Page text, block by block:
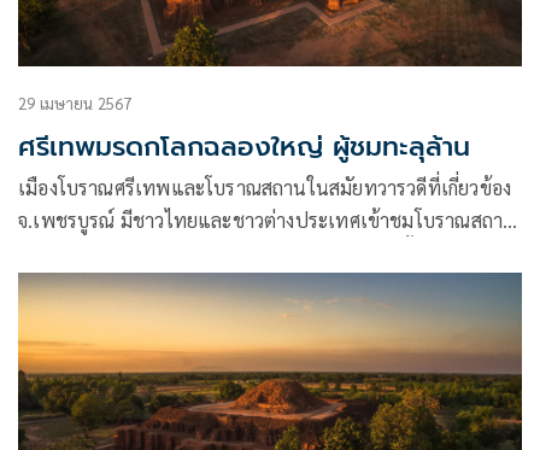
29 เมษายน 2567
ศรีเทพมรดกโลกฉลองใหญ่ ผู้ชมทะลุล้าน
เมืองโบราณศรีเทพและโบราณสถานในสมัยทวารวดีที่เกี่ยวข้อง
จ.เพชรบูรณ์ มีชาวไทยและชาวต่างประเทศเข้าชมโบราณสถาน
ประกาศขึ้นทะเบียนเป็นแหล่งมรดกโลกจากองค์การการ
ศึกษา วิทยาศาสตร์และวัฒนธรรมแห่งสหประชาชาติ (ยูเนสโก)
เพื่อเป็นการเฉลิมฉลองยอดผู้เข้าชมทะลุหลักล้าน กรม
ศิลปากร กระทรวงวัฒนธรรม